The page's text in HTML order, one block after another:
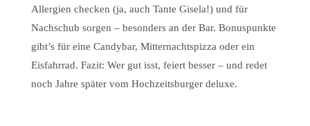
Allergien checken (ja, auch Tante Gisela!) und für
Nachschub sorgen – besonders an der Bar. Bonuspunkte
gibt’s für eine Candybar, Mitternachtspizza oder ein
Eisfahrrad. Fazit: Wer gut isst, feiert besser – und redet
noch Jahre später vom Hochzeitsburger deluxe.